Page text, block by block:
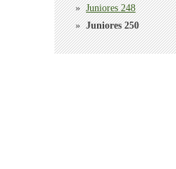
Juniores 248
Juniores 250